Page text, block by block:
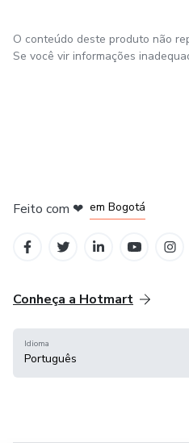
O conteúdo deste produto não
Se você vir informações
Feito com ❤ em Bogotá
Conheça a Hotmart
Idioma
Português